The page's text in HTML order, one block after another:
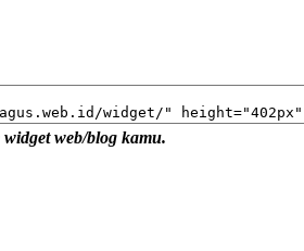
web/blog kamu.